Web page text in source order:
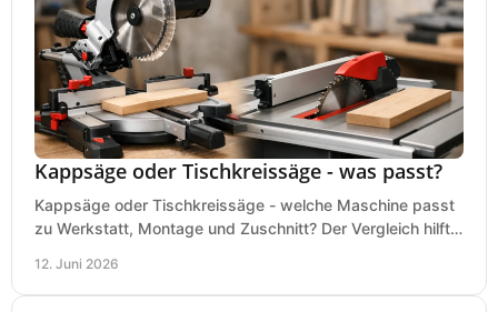
Kappsäge oder Tischkreissäge - was passt?
Kappsäge oder Tischkreissäge - welche Maschine passt
zu Werkstatt, Montage und Zuschnitt? Der Vergleich hilft
12. Juni 2026